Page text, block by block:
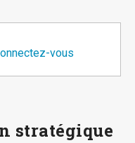
vous
stratégique